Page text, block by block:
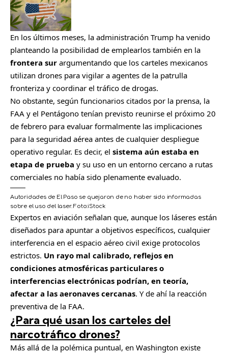
En los últimos meses, la administración Trump ha venido
planteando la posibilidad de emplearlos también en la
frontera sur argumentando que los carteles mexicanos
utilizan drones para vigilar a agentes de la patrulla
fronteriza y coordinar el tráfico de drogas.
No obstante, según funcionarios citados por la prensa, la
FAA y el Pentágono tenían previsto reunirse el próximo 20
de febrero para evaluar formalmente las implicaciones
para la seguridad aérea antes de cualquier despliegue
operativo regular. Es decir, el sistema aún estaba en
etapa de prueba y su uso en un entorno cercano a rutas
comerciales no había sido plenamente evaluado.
Autoridades de El Paso se quejaron de no haber sido informadas
sobre el uso del laser.Foto:iStock
Expertos en aviación señalan que, aunque los láseres están
diseñados para apuntar a objetivos específicos, cualquier
interferencia en el espacio aéreo civil exige protocolos
estrictos. Un rayo mal calibrado, reflejos en
condiciones atmosféricas particulares o
interferencias electrónicas podrían, en teoría,
afectar a las aeronaves cercanas. Y de ahí la reacción
preventiva de la FAA.
¿Para qué usan los carteles del
narcotráfico drones?
Más allá de la polémica puntual, en Washington existe